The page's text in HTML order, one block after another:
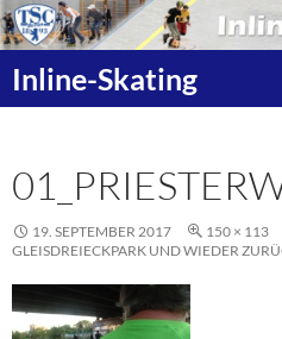
Zum
Inhalt
springen
Inline-Skating
Suchen
19. SEPTEMBER 2017 150 × 113
GLEISDREIECKPARK UND WIEDER